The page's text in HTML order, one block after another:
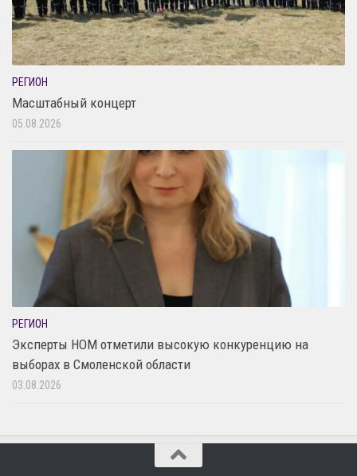
РЕГИОН
Масштабный концерт
05.08.2026
РЕГИОН
Эксперты НОМ отметили высокую конкуренцию на
выборах в Смоленской области
03.08.2026